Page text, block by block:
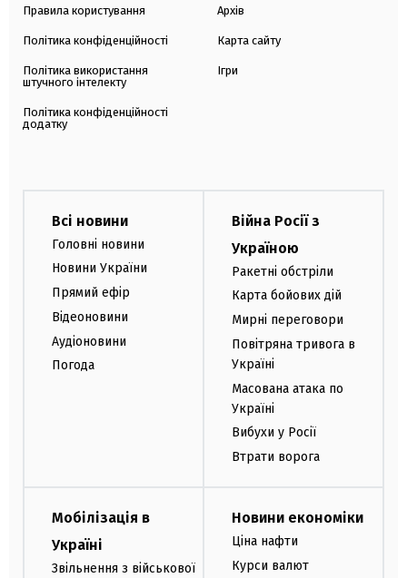
Правила користування
Політика конфіденційності
Політика використання
штучного інтелекту
Політика конфіденційності
додатку
Архів
Карта сайту
Ігри
Всі новини
Головні новини
Новини України
Прямий ефір
Відеоновини
Аудіоновини
Погода
Війна Росії з
Україною
Ракетні обстріли
Карта бойових дій
Мирні переговори
Повітряна тривога в
Україні
Масована атака по
Україні
Вибухи у Росії
Втрати ворога
Мобілізація в
Україні
Звільнення з військової
Новини економіки
Ціна нафти
Курси валют